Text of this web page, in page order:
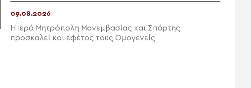
09.08.2026
Η Ιερά Μητρόπολη Μονεμβασίας και Σπάρτης
προσκαλεί και εφέτος τους Ομογενείς